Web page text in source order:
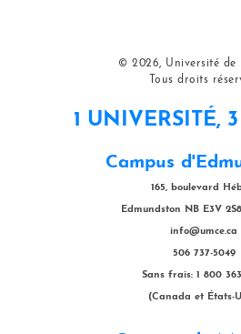
© 2026, Université de
Tous droits
1 UNIVERSITÉ,
Campus
165, boulevard
Edmundston NB E3V
info@umce.ca
506 737-5049
Sans frais: 1 800
(Canada et États-